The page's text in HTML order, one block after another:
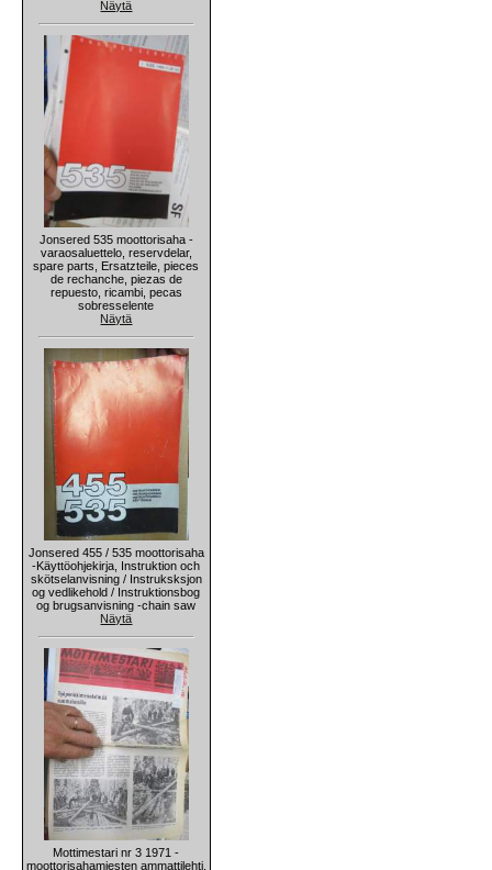
Näytä
Jonsered 535 moottorisaha -
varaosaluettelo, reservdelar,
spare parts, Ersatzteile, pieces
de rechanche, piezas de
repuesto, ricambi, pecas
sobresselente
Näytä
Jonsered 455 / 535 moottorisaha
-Käyttöohjekirja, Instruktion och
skötselanvisning / Instruksksjon
og vedlikehold / Instruktionsbog
og brugsanvisning -chain saw
Näytä
Mottimestari nr 3 1971 -
moottorisahamiesten ammattilehti,